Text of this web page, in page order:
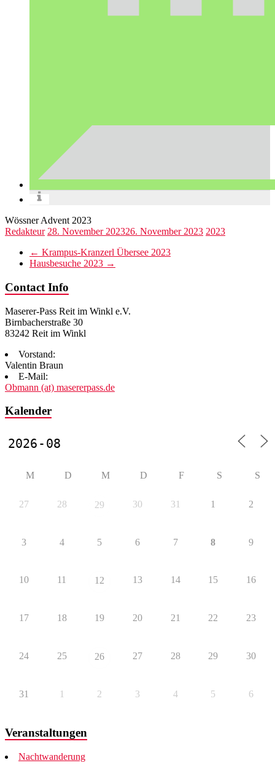
Wössner Advent 2023
Redakteur 28. November 202326. November 2023 2023
← Krampus-Kranzerl Übersee 2023
Hausbesuche 2023 →
Contact Info
Maserer-Pass Reit im Winkl e.V.
Birnbacherstraße 30
83242 Reit im Winkl
Vorstand:
Valentin Braun
E-Mail:
Obmann (at) masererpass.de
Kalender
M D M D F S S
27 28 29 30 31 1 2
3 4 5 6 7 8 9
10 11 12 13 14 15 16
17 18 19 20 21 22 23
24 25 26 27 28 29 30
31 1 2 3 4 5 6
Veranstaltungen
Nachtwanderung